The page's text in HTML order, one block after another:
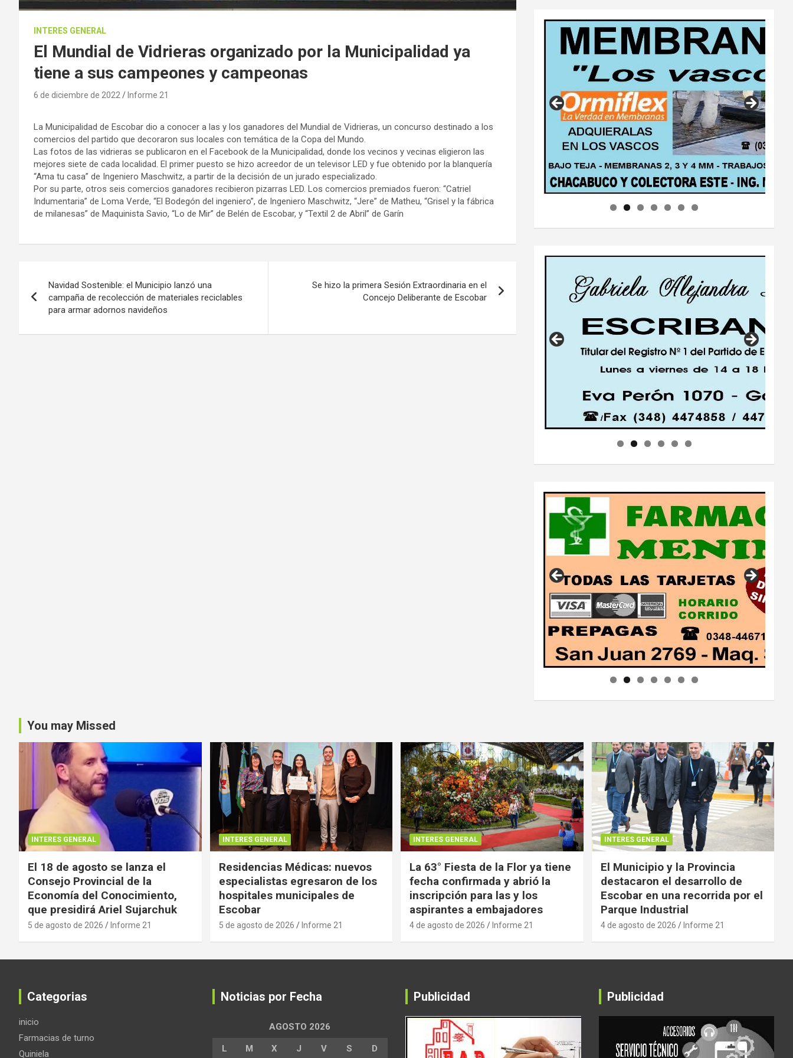
INTERES GENERAL
El Mundial de Vidrieras organizado por la Municipalidad ya
tiene a sus campeones y campeonas
6 de diciembre de 2022 Informe 21
La Municipalidad de Escobar dio a conocer a las y los ganadores del Mundial de Vidrieras, un concurso destinado a los
comercios del partido que decoraron sus locales con temática de la Copa del Mundo.
Las fotos de las vidrieras se publicaron en el Facebook de la Municipalidad, donde los vecinos y vecinas eligieron las
mejores siete de cada localidad. El primer puesto se hizo acreedor de un televisor LED y fue obtenido por la blanquería
“Ama tu casa” de Ingeniero Maschwitz, a partir de la decisión de un jurado especializado.
Por su parte, otros seis comercios ganadores recibieron pizarras LED. Los comercios premiados fueron: “Catriel
Indumentaria” de Loma Verde, “El Bodegón del ingeniero”, de Ingeniero Maschwitz, “Jere” de Matheu, “Grisel y la fábrica
de milanesas” de Maquinista Savio, “Lo de Mir” de Belén de Escobar, y “Textil 2 de Abril” de Garín
de
entradas
Navidad Sostenible: el Municipio lanzó una
campaña de recolección de materiales reciclables
para armar adornos navideños
Se hizo la primera Sesión Extraordinaria en el
Concejo Deliberante de Escobar
You may Missed
INTERES GENERAL
El 18 de agosto se lanza el
Consejo Provincial de la
Economía del Conocimiento,
que presidirá Ariel Sujarchuk
5 de agosto de 2026 Informe 21
INTERES GENERAL
Residencias Médicas: nuevos
especialistas egresaron de los
hospitales municipales de
Escobar
5 de agosto de 2026 Informe 21
INTERES GENERAL
La 63° Fiesta de la Flor ya tiene
fecha confirmada y abrió la
inscripción para las y los
aspirantes a embajadores
4 de agosto de 2026 Informe 21
INTERES GENERAL
El Municipio y la Provincia
destacaron el desarrollo de
Escobar en una recorrida por el
Parque Industrial
4 de agosto de 2026 Informe 21
Categorias
inicio
Farmacias de turno
Quiniela
Noticias por Fecha
AGOSTO 2026
L M X J V S D
Publicidad Publicidad